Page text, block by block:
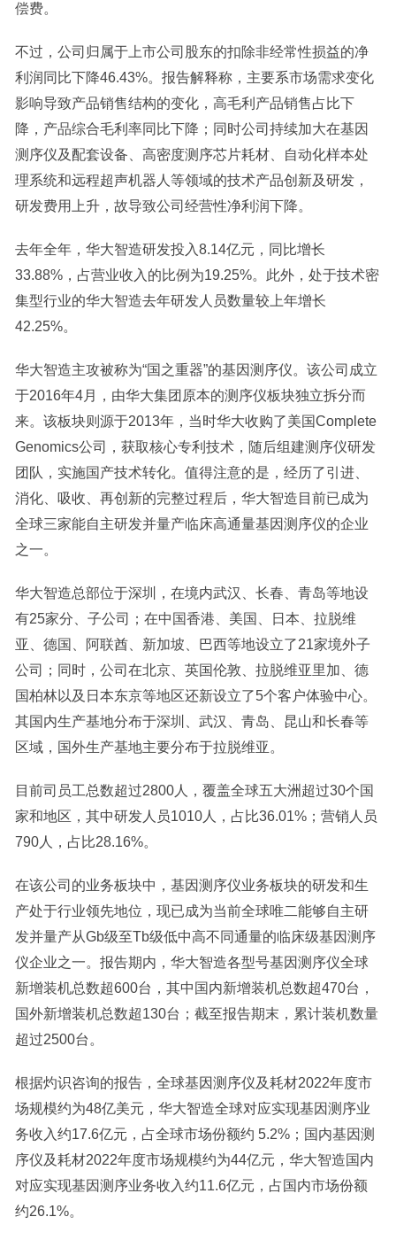
偿费。
不过，公司归属于上市公司股东的扣除非经常性损益的净
利润同比下降46.43%。报告解释称，主要系市场需求变化
影响导致产品销售结构的变化，高毛利产品销售占比下
降，产品综合毛利率同比下降；同时公司持续加大在基因
测序仪及配套设备、高密度测序芯片耗材、自动化样本处
理系统和远程超声机器人等领域的技术产品创新及研发，
研发费用上升，故导致公司经营性净利润下降。
去年全年，华大智造研发投入8.14亿元，同比增长
33.88%，占营业收入的比例为19.25%。此外，处于技术密
集型行业的华大智造去年研发人员数量较上年增长
42.25%。
华大智造主攻被称为“国之重器”的基因测序仪。该公司成立
于2016年4月，由华大集团原本的测序仪板块独立拆分而
来。该板块则源于2013年，当时华大收购了美国Complete
Genomics公司，获取核心专利技术，随后组建测序仪研发
团队，实施国产技术转化。值得注意的是，经历了引进、
消化、吸收、再创新的完整过程后，华大智造目前已成为
全球三家能自主研发并量产临床高通量基因测序仪的企业
之一。
华大智造总部位于深圳，在境内武汉、长春、青岛等地设
有25家分、子公司；在中国香港、美国、日本、拉脱维
亚、德国、阿联酋、新加坡、巴西等地设立了21家境外子
公司；同时，公司在北京、英国伦敦、拉脱维亚里加、德
国柏林以及日本东京等地区还新设立了5个客户体验中心。
其国内生产基地分布于深圳、武汉、青岛、昆山和长春等
区域，国外生产基地主要分布于拉脱维亚。
目前司员工总数超过2800人，覆盖全球五大洲超过30个国
家和地区，其中研发人员1010人，占比36.01%；营销人员
790人，占比28.16%。
在该公司的业务板块中，基因测序仪业务板块的研发和生
产处于行业领先地位，现已成为当前全球唯二能够自主研
发并量产从Gb级至Tb级低中高不同通量的临床级基因测序
仪企业之一。报告期内，华大智造各型号基因测序仪全球
新增装机总数超600台，其中国内新增装机总数超470台，
国外新增装机总数超130台；截至报告期末，累计装机数量
超过2500台。
根据灼识咨询的报告，全球基因测序仪及耗材2022年度市
场规模约为48亿美元，华大智造全球对应实现基因测序业
务收入约17.6亿元，占全球市场份额约 5.2%；国内基因测
序仪及耗材2022年度市场规模约为44亿元，华大智造国内
对应实现基因测序业务收入约11.6亿元，占国内市场份额
约26.1%。